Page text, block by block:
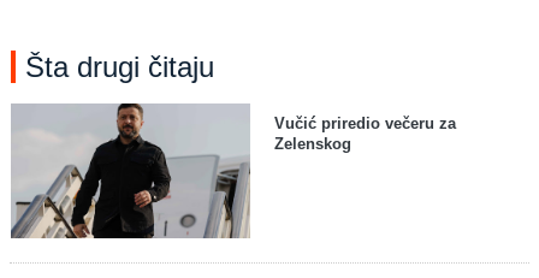
Šta drugi čitaju
Vučić priredio večeru za
Zelenskog